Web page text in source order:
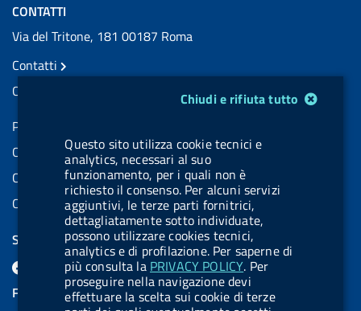
Chiudi e rifiuta tutto
Questo sito utilizza cookie tecnici e
analytics, necessari al suo
funzionamento, per i quali non è
richiesto il consenso. Per alcuni servizi
aggiuntivi, le terze parti fornitrici,
dettagliatamente sotto individuate,
possono utilizzare cookies tecnici,
analytics e di profilazione. Per saperne di
più consulta la PRIVACY POLICY. Per
proseguire nella navigazione devi
effettuare la scelta sui cookie di terze
CONTATTI
Via del Tritone, 181 00187 Roma
Contatti
Contatti PEC
Partita IVA: 08703841000
Codice Fiscale: 97345810580
Codice IPA AIFA: aifa_rm
Codice IPA UCB: UFE1TR
SEGUICI SU
l
a
X
B
l
Y
o
l
a
FEED RSS